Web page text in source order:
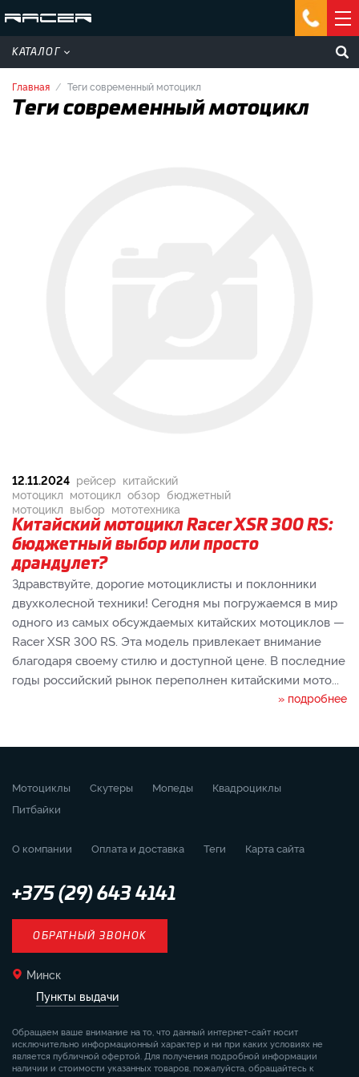
КАТАЛОГ
Главная Теги современный мотоцикл
Теги современный мотоцикл
12.11.2024 рейсер китайский
мотоцикл мотоцикл обзор бюджетный
мотоцикл выбор мототехника
Китайский мотоцикл Racer XSR 300 RS:
бюджетный выбор или просто
драндулет?
Здравствуйте, дорогие мотоциклисты и поклонники
двухколесной техники! Сегодня мы погружаемся в мир
одного из самых обсуждаемых китайских мотоциклов —
Racer XSR 300 RS. Эта модель привлекает внимание
благодаря своему стилю и доступной цене. В последние
годы российский рынок переполнен китайскими мото...
» подробнее
Мотоциклы Скутеры Мопеды
Квадроциклы
Питбайки
О компании Оплата и доставка Теги Карта сайта
+375 (29) 643 4141
ОБРАТНЫЙ ЗВОНОК
Минск
Пункты выдачи
Обращаем ваше внимание на то, что данный интернет-сайт носит
исключительно информационный характер и ни при каких условиях не
является публичной офертой. Для получения подробной информации
наличии и стоимости указанных товаров, пожалуйста, обращайтесь к